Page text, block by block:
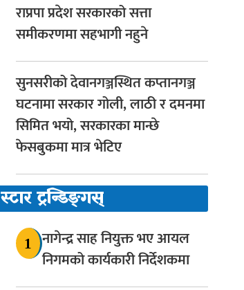
राप्रपा प्रदेश सरकारको सत्ता
समीकरणमा सहभागी नहुने
सुनसरीको देवानगञ्जस्थित कप्तानगञ्ज
घटनामा सरकार गोली, लाठी र दमनमा
सिमित भयो, सरकारका मान्छे
फेसबुकमा मात्र भेटिए
स्टार ट्रन्डिङ्गस्
1
नागेन्द्र साह नियुक्त भए आयल
निगमको कार्यकारी निर्देशकमा